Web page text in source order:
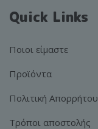
Quick Links
Ποιοι είμαστε
Προϊόντα
Πολιτική Απορρήτου
Τρόποι αποστολής